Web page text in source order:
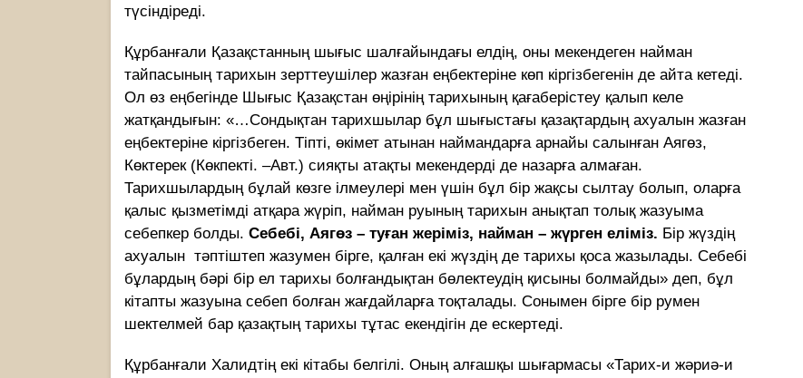
түсіндіреді.
Құрбанғали Қазақстанның шығыс шалғайындағы елдің, оны мекендеген найман
тайпасының тарихын зерттеушілер жазған еңбектерiне көп кiргiзбегенiн де айта кетеді.
Ол өз еңбегінде Шығыс Қазақстан өңірінің тарихының қағаберістеу қалып келе
жатқандығын: «…Сондықтан тарихшылар бұл шығыстағы қазақтардың ахуалын жазған
еңбектеріне кіргізбеген. Тіпті, өкімет атынан наймандарға арнайы салынған Аягөз,
Көктерек (Көкпекті. –Авт.) сияқты атақты мекендерді де назарға алмаған.
Тарихшылардың бұлай көзге ілмеулері мен үшін бұл бір жақсы сылтау болып, оларға
қалыс қызметімді атқара жүріп, найман руының тарихын анықтап толық жазуыма
себепкер болды. Себебі, Аягөз – туған жеріміз, найман – жүрген еліміз. Бір жүздің
ахуалын тәптіштеп жазумен бірге, қалған екі жүздің де тарихы қоса жазылады. Себебі
бұлардың бәрі бір ел тарихы болғандықтан бөлектеудің қисыны болмайды» деп, бұл
кітапты жазуына себеп болған жағдайларға тоқталады. Сонымен бірге бір румен
шектелмей бар қазақтың тарихы тұтас екендігін де ескертеді.
Құрбанғали Халидтің екі кітабы белгілі. Оның алғашқы шығармасы «Тарих-и жәриә-и